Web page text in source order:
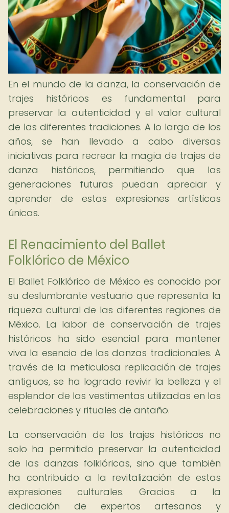
En el mundo de la danza, la conservación de
trajes históricos es fundamental para
preservar la autenticidad y el valor cultural
de las diferentes tradiciones. A lo largo de los
años, se han llevado a cabo diversas
iniciativas para recrear la magia de trajes de
danza históricos, permitiendo que las
generaciones futuras puedan apreciar y
aprender de estas expresiones artísticas
únicas.
El Renacimiento del Ballet
Folklórico de México
El Ballet Folklórico de México es conocido por
su deslumbrante vestuario que representa la
riqueza cultural de las diferentes regiones de
México. La labor de conservación de trajes
históricos ha sido esencial para mantener
viva la esencia de las danzas tradicionales. A
través de la meticulosa replicación de trajes
antiguos, se ha logrado revivir la belleza y el
esplendor de las vestimentas utilizadas en las
celebraciones y rituales de antaño.
La conservación de los trajes históricos no
solo ha permitido preservar la autenticidad
de las danzas folklóricas, sino que también
ha contribuido a la revitalización de estas
expresiones culturales. Gracias a la
dedicación de expertos artesanos y